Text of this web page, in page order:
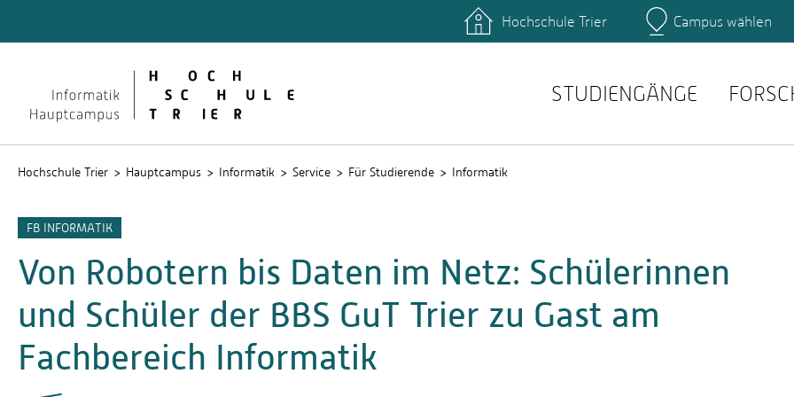
Studierende der Informatik Prüfungsordnungen
Hochschule Trier Campus wählen
STUDIENGÄNGE
Hochschule Trier Hauptcampus Informatik Service Für Studierende Informatik
FB INFORMATIK
Von Robotern bis Daten im Netz: Schülerinnen
und Schüler der BBS GuT Trier zu Gast am
Fachbereich Informatik